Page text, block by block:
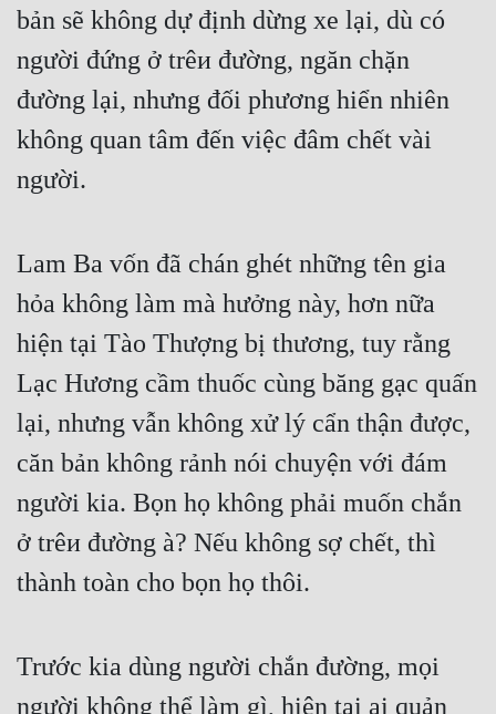
Tiểu Thuyết
Trinh Thám
Triều Đấu
Trùng Sinh
Trọng Sinh
Tội Phạm
Vô Địch
Võ Hiệp
Võng Du
Xuyên Không
Xuyên Nhanh
Xuyên Sách
bản sẽ không dự định dừng xe lại, dù có
người đứng ở trêи đường, ngăn chặn
đường lại, nhưng đối phương hiển nhiên
không quan tâm đến việc đâm chết vài
người.
Lam Ba vốn đã chán ghét những tên gia
hỏa không làm mà hưởng này, hơn nữa
hiện tại Tào Thượng bị thương, tuy rằng
Lạc Hương cầm thuốc cùng băng gạc quấn
lại, nhưng vẫn không xử lý cẩn thận được,
căn bản không rảnh nói chuyện với đám
người kia. Bọn họ không phải muốn chắn
ở trêи đường à? Nếu không sợ chết, thì
thành toàn cho bọn họ thôi.
Trước kia dùng người chắn đường, mọi
người không thể làm gì, hiện tại ai quản